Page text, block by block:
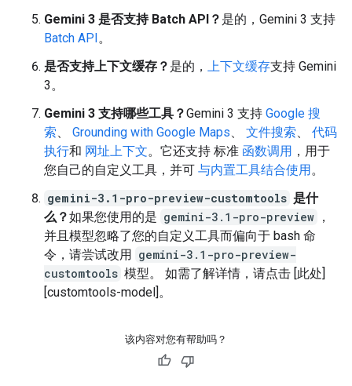
Gemini 3 是否支持 Batch API？ 是的，Gemini 3 支持
Batch API。
是否支持上下文缓存？ 是的， 上下文缓存支持 Gemini
3。
Gemini 3 支持哪些工具？Gemini 3 支持 Google 搜
索、 Grounding with Google Maps、 文件搜索、 代码
执行和 网址上下文。它还支持 标准 函数调用 ，用于
您自己的自定义工具，并可 与内置工具结合使用。
gemini-3.1-pro-preview-customtools 是什
么？如果您使用的是 gemini-3.1-pro-preview ，
并且模型忽略了您的自定义工具而偏向于 bash 命
令，请尝试改用 gemini-3.1-pro-preview-
customtools 模型。 如需了解详情，请点击 [此处]
[customtools-model]。
该内容对您有帮助吗？